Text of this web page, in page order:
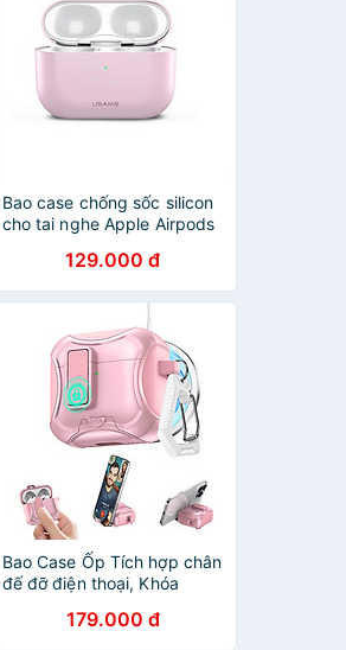
Bao case chống sốc silicon
cho tai nghe Apple Airpods
(siêu mỏng 2mm, chống
vân tay, chống bám bẩn,
chống va đập, vật liệu cao
cấp) - hàng nhập khẩu
129.000 đ
Bao Case Ốp Tích hợp chân
đế đỡ điện thoại, Khóa
Nghe, Sạc Từ Tính cho
179.000 đ